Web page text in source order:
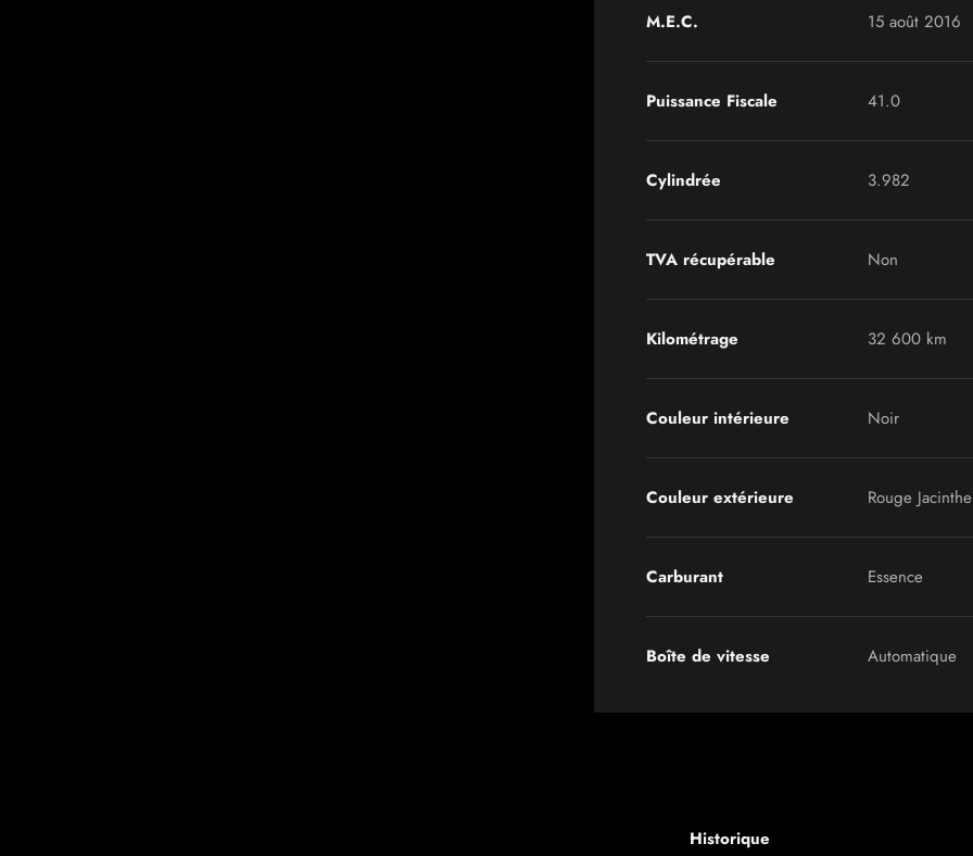
M.E.C. 15 août 2016
Puissance Fiscale 41.0
Cylindrée 3.982
TVA récupérable Non
Kilométrage 32 600 km
Couleur intérieure Noir
Couleur extérieure Rouge
Carburant Essence
Boîte de vitesse Automatique
Historique